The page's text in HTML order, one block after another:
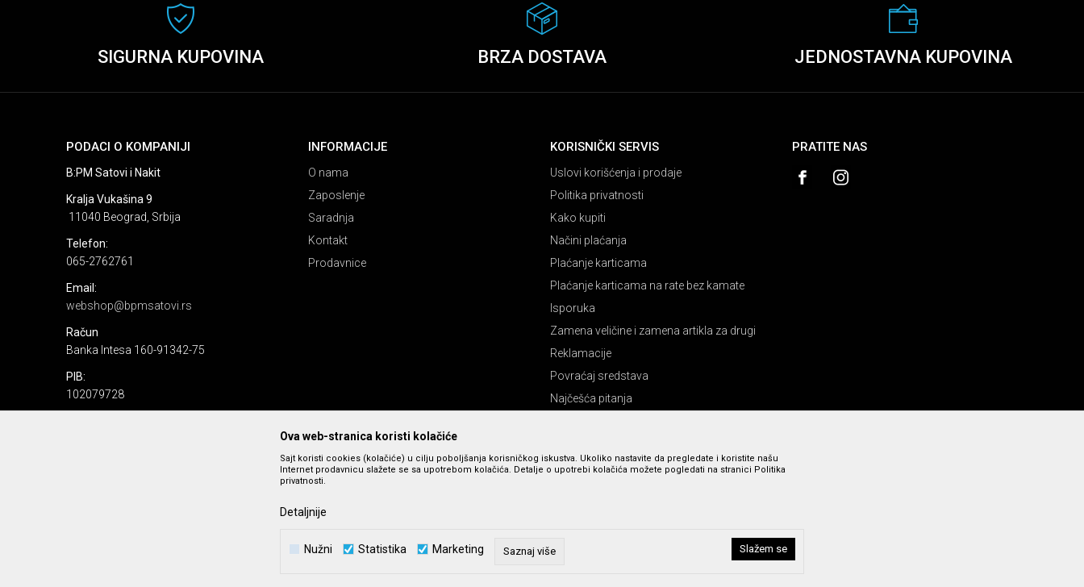
SIGURNA KUPOVINA BRZA DOSTAVA JEDNOSTAVNA KUPOVINA
PODACI O KOMPANIJI
B:PM Satovi i Nakit
Kralja Vukašina 9
11040 Beograd, Srbija
Telefon:
065-2762761
Email:
webshop@bpmsatovi.rs
Račun
Banka Intesa 160-91342-75
PIB:
102079728
INFORMACIJE
O nama
Zaposlenje
Saradnja
Kontakt
Prodavnice
KORISNIČKI SERVIS
Uslovi korišćenja i prodaje
Politika privatnosti
Kako kupiti
Načini plaćanja
Plaćanje karticama
Plaćanje karticama na rate bez kamate
Isporuka
Zamena veličine i zamena artikla za drugi
Reklamacije
Povraćaj sredstava
Najčešća pitanja
PRATITE NAS
Nastojimo da budemo što precizniji u opisu proizvoda, prikazu slika i cena, ali ne možemo da garantujemo da su sve informacije kompletne i bez grešaka. Svi prikazani artikli su deo naše ponude i ne
Ova web-stranica koristi kolačiće
Sajt koristi cookies (kolačiće) u cilju poboljšanja korisničkog iskustva. Ukoliko nastavite da pregledate i koristite našu
Internet prodavnicu slažete se sa upotrebom kolačića. Detalje o upotrebi kolačića možete pogledati na stranici Politika
privatnosti.
Detaljnije
Nužni Statistika Marketing Saznaj više Slažem se